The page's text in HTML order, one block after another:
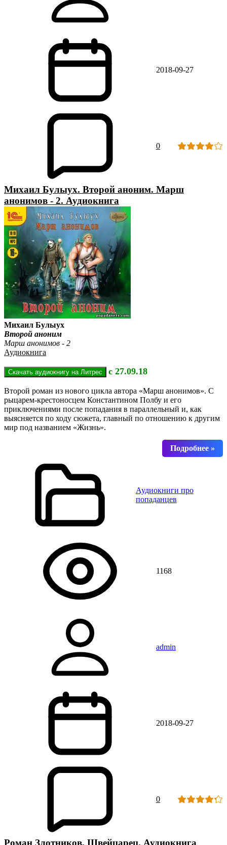
2018-09-27
0
Михаил Булыух. Второй аноним. Марш
анонимов - 2. Аудиокнига
Михаил Булыух
Второй аноним
Марш анонимов - 2
Аудиокнига
с 27.09.18
Второй роман из нового цикла автора «Марш анонимов». С
рыцарем-крестоносцем Константином Полбу и его
приключениями после попадания в параллельный и, как
выясняется по ходу сюжета, главный по отношению к другим
мир под названием «Жизнь».
Аудиокниги про
попаданцев
1168
admin
2018-09-27
0
Роман Злотников. Швейцарец. Аудиокнига